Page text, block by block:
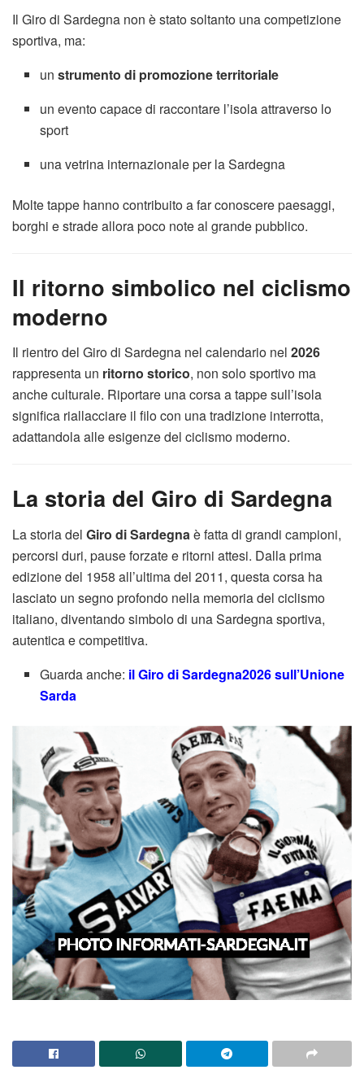
Il Giro di Sardegna non è stato soltanto una competizione
sportiva, ma:
unstrumento di promozione territoriale
un evento capace di raccontare l’isola attraverso lo
sport
una vetrina internazionale per la Sardegna
Molte tappe hanno contribuito a far conoscere paesaggi,
borghi e strade allora poco note al grande pubblico.
Il ritorno simbolico nel ciclismo
moderno
Il rientro del Giro di Sardegna nel calendario nel 2026
rappresenta un ritorno storico, non solo sportivo ma
anche culturale. Riportare una corsa a tappe sull’isola
significa riallacciare il filo con una tradizione interrotta,
adattandola alle esigenze del ciclismo moderno.
La storia del Giro di Sardegna
La storia del Giro di Sardegna è fatta di grandi campioni,
percorsi duri, pause forzate e ritorni attesi. Dalla prima
edizione del 1958 all’ultima del 2011, questa corsa ha
lasciato un segno profondo nella memoria del ciclismo
italiano, diventando simbolo di una Sardegna sportiva,
autentica e competitiva.
Guarda anche: il Giro di Sardegna2026 sull’Unione
Sarda